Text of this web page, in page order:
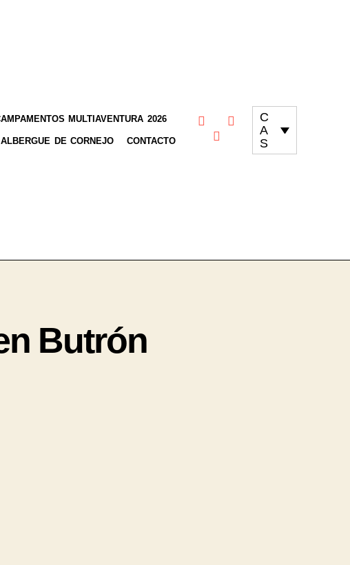
MULTIAVENTURA 2026
ALBERGUE DE CORNEJO CONTACTO
C
A
S
Butrón